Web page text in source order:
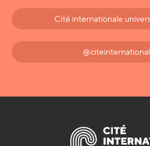
Cité internationale